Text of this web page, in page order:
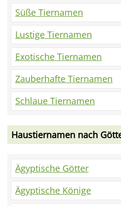
Süße Tiernamen
Lustige Tiernamen
Exotische Tiernamen
Zauberhafte Tiernamen
Schlaue Tiernamen
Haustiernamen nach
Ägyptische Götter
Ägyptische Könige